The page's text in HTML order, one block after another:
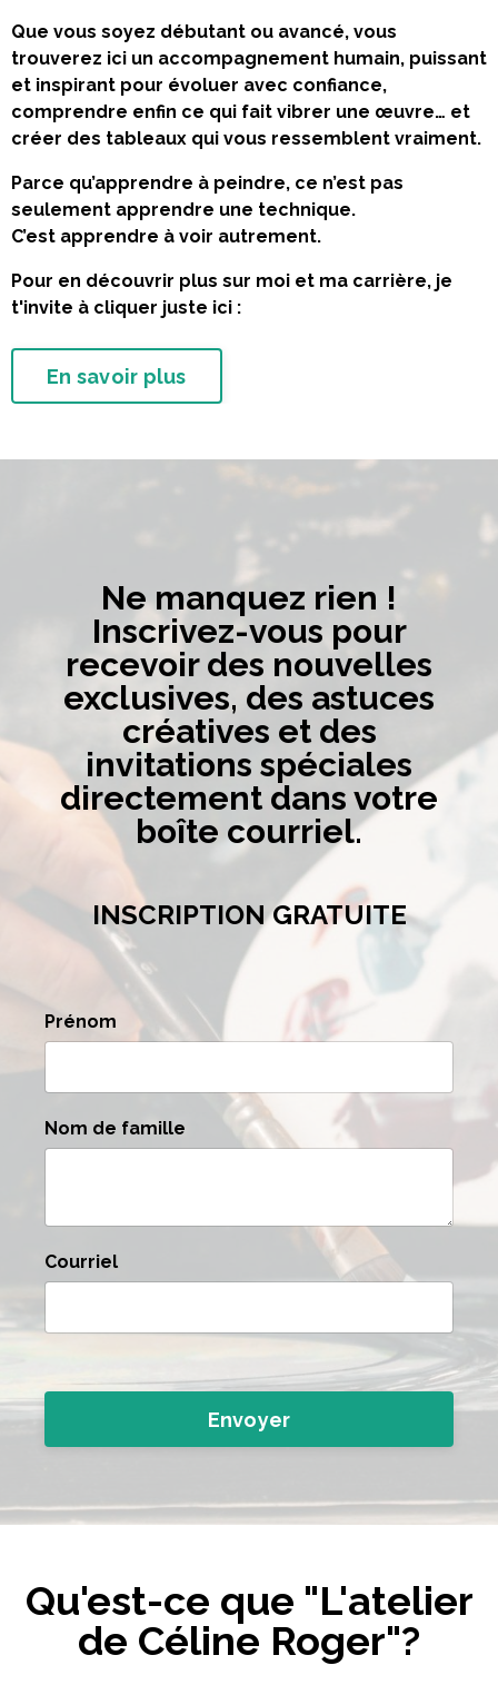
Que vous soyez débutant ou avancé, vous
trouverez ici un accompagnement humain, puissant
et inspirant pour évoluer avec confiance,
comprendre enfin ce qui fait vibrer une œuvre… et
créer des tableaux qui vous ressemblent vraiment.
Parce qu’apprendre à peindre, ce n’est pas
seulement apprendre une technique.
C’est apprendre à voir autrement.
Pour en découvrir plus sur moi et ma carrière, je
t'invite à cliquer juste ici :
En savoir plus
Ne manquez rien !
Inscrivez-vous pour
recevoir des nouvelles
exclusives, des astuces
créatives et des
invitations spéciales
directement dans votre
boîte courriel.
INSCRIPTION GRATUITE
Prénom
Nom de famille
Courriel
Envoyer
Qu'est-ce que "L'atelier
de Céline Roger"?